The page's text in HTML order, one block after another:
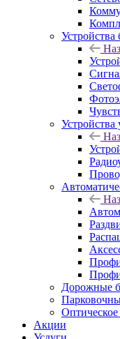
Устройства
Устройства
Дорожные
Оптическое
Акции